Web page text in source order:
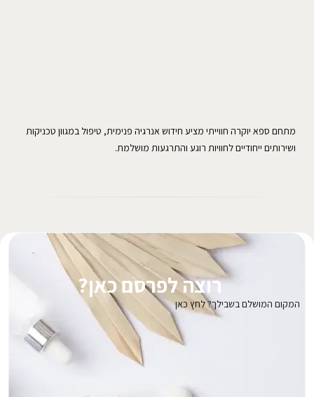
מתחם ספא יוקרה חווייתי מציע חידוש אנרגיה פנימית, טיפול במגוון טכניקות
ושירותים ייחודיים לחוויות רוגע והתרגעות מושלמת.
רוצה לפרסם כאן?
המקום המושלם בשבילך? לחץ כאן